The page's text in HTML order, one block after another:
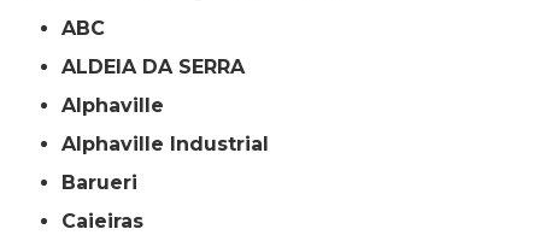
ABC
ALDEIA DA SERRA
Alphaville
Alphaville Industrial
Barueri
Caieiras